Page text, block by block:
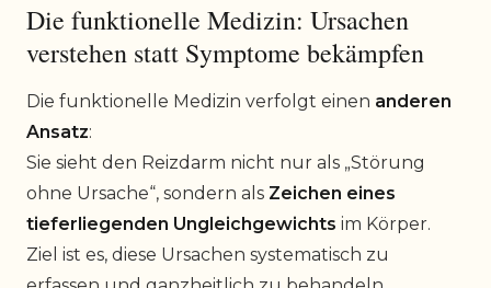
Die funktionelle Medizin: Ursachen
verstehen statt Symptome bekämpfen
Die funktionelle Medizin verfolgt einen anderen
Ansatz:
Sie sieht den Reizdarm nicht nur als „Störung
ohne Ursache“, sondern als Zeichen eines
tieferliegenden Ungleichgewichts im Körper.
Ziel ist es, diese Ursachen systematisch zu